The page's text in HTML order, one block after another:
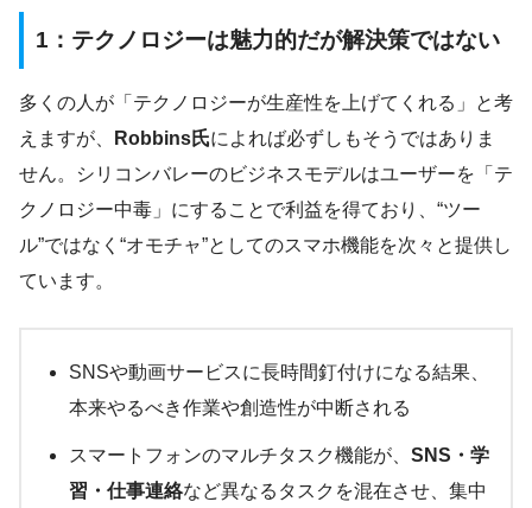
1：テクノロジーは魅力的だが解決策ではない
多くの人が「テクノロジーが生産性を上げてくれる」と考
えますが、
Robbins氏によれば必ずしもそうではありま
せん。シリコンバレーのビジネスモデルはユーザーを「テ
クノロジー中毒」にすることで利益を得ており、“ツー
ル”ではなく“オモチャ”としてのスマホ機能を次々と提供し
ています。
SNSや動画サービスに長時間釘付けになる結果、
本来やるべき作業や創造性が中断される
スマートフォンのマルチタスク機能が、 SNS・学
習・仕事連絡など異なるタスクを混在させ、集中